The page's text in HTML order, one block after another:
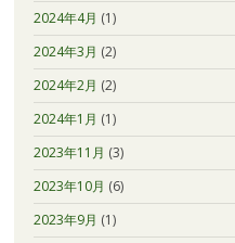
2024年4月 (1)
2024年3月 (2)
2024年2月 (2)
2024年1月 (1)
2023年11月 (3)
2023年10月 (6)
2023年9月 (1)